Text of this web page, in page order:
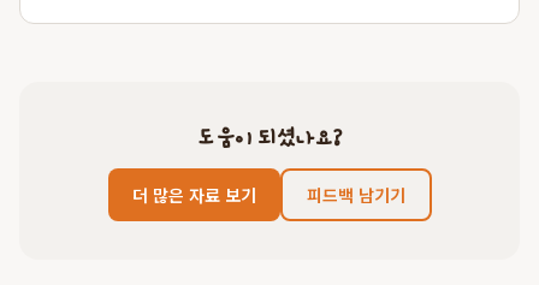
도움이 되셨나요?
더 많은 자료 보기 피드백 남기기